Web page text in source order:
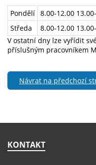
Pondělí 8.00-12.00
Středa
8.00-12.00
V ostatní dny lze vyřídit
příslušným pracovníkem
Návrat na předchozí
KONTAKT